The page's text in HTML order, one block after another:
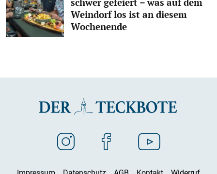
Weindorf los ist an diesem
Wochenende